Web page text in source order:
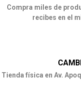
Compra miles de
recibes en el
Tienda física en Av.